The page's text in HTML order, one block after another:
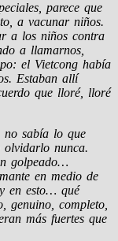
parece que
a vacunar niños.
a los niños contra
a llamarnos,
el Vietcong había
Estaban allí
que lloré, lloré
no sabía lo que
olvidarlo nunca.
golpeado…
en medio de
en esto… qué
genuino, completo,
más fuertes que